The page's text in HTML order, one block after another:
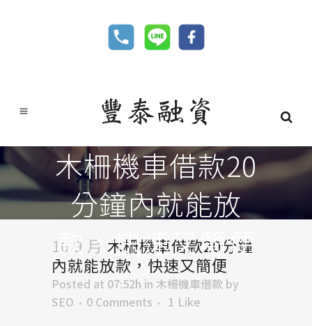
木柵機車借款20
分鐘內就能放
款，快速又簡便
16 9 月 木柵機車借款20分鐘
內就能放款，快速又簡便
Posted at 07:52h in 木柵機車借款 by
SEO
0 Comments 1 Like